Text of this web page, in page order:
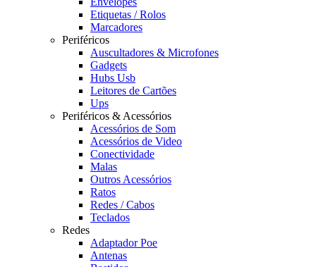
Etiquetas / Rolos
Marcadores
Periféricos
Auscultadores & Microfones
Gadgets
Hubs Usb
Leitores de Cartões
Ups
Periféricos & Acessórios
Acessórios de Som
Acessórios de Video
Conectividade
Malas
Outros Acessórios
Ratos
Redes / Cabos
Teclados
Redes
Adaptador Poe
Antenas